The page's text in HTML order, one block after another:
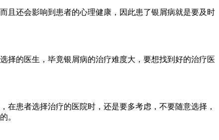
且还会影响到患者的心理健康，因此患了银屑病就是要及时
择的医生，毕竟银屑病的治疗难度大，要想找到好的治疗医
患者选择治疗的医院时，还是要多考虑，不要随意选择，
。